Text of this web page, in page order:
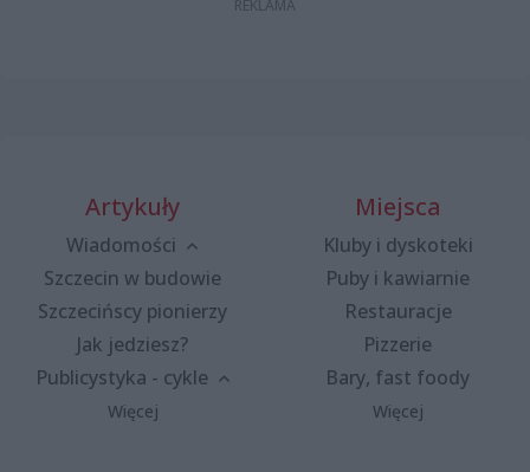
Artykuły
Wiadomości
Szczecin w budowie
Szczecińscy pionierzy
Jak jedziesz?
Publicystyka - cykle
Więcej
Miejsca
Kluby i dyskoteki
Puby i kawiarnie
Restauracje
Pizzerie
Bary, fast foody
Więcej